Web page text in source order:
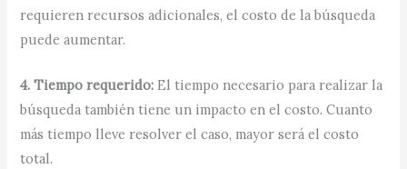
requieren recursos adicionales, el costo de la búsqueda
puede aumentar.
4. Tiempo requerido: El tiempo necesario para realizar la
búsqueda también tiene un impacto en el costo. Cuanto
más tiempo lleve resolver el caso, mayor será el costo
total.